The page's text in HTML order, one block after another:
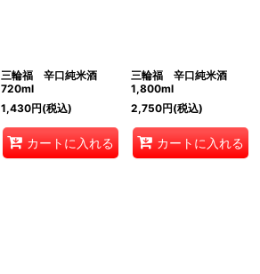
三輪福 辛口純米酒
720ml
1,430円(税込)
カートに入れる
三輪福 辛口純米酒
1,800ml
2,750円(税込)
カートに入れる